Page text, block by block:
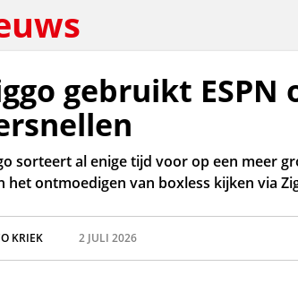
gebruikt ESPN
sorteert al enige tijd voor op een meer
het ontmoedigen van boxless kijken via
KRIEK 2 JULI 2026